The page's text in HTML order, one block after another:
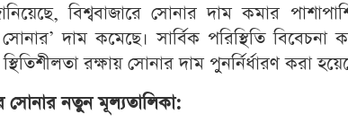
বিশ্ববাজারে সোনার দাম কমার
সোনার’ দাম কমেছে। সার্বিক পরিস্থিতি
রক্ষায় সোনার দাম পুনর্নির্ধারণ করা
নতুন মূল্যতালিকা: